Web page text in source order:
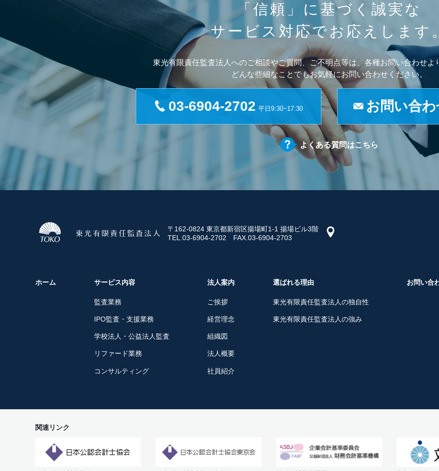
「信頼」に基づく誠実な
サービス対応でお応えします
東光有限責任監査法人へのご相談やご質問、ご不明点等は、各種お問い合わせよ
どんな些細なことでもお気軽にお問い合わせください。
03-6904-2702 平日9:30~17:30 お問い合
よくある質問はこちら
〒162-0824 東京都新宿区揚場町1-1 揚場ビル3階
TEL.03-6904-2702 FAX.03-6904-2703
ホーム サービス内容
監査業務
IPO監査・支援業務
学校法人・公益法人監査
リファード業務
コンサルティング
法人案内
ご挨拶
経営理念
組織図
法人概要
社員紹介
選ばれる理由
東光有限責任監査法人の独自性
東光有限責任監査法人の強み
お問い合
関連リンク